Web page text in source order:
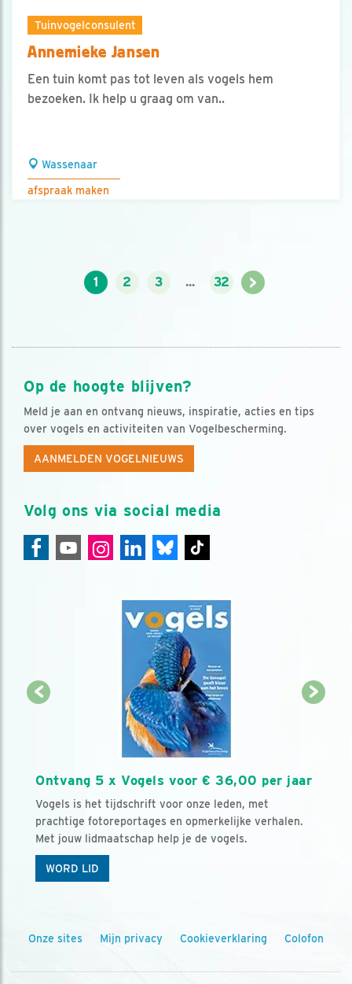
Tuinvogelconsulent
Annemieke Jansen
Een tuin komt pas tot leven als vogels hem
bezoeken. Ik help u graag om van..
Wassenaar
afspraak maken
1 2 3 ... 32 >
Op de hoogte blijven?
Meld je aan en ontvang nieuws, inspiratie, acties en tips
over vogels en activiteiten van Vogelbescherming.
AANMELDEN VOGELNIEUWS
Volg ons via social media
Ontvang 5 x Vogels voor € 36,00 per jaar
Vogels is het tijdschrift voor onze leden, met
prachtige fotoreportages en opmerkelijke verhalen.
Met jouw lidmaatschap help je de vogels.
WORD LID
Onze sites Mijn privacy Cookieverklaring Colofon